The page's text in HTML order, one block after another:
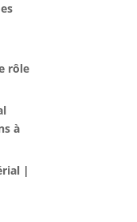
rôle
à
|